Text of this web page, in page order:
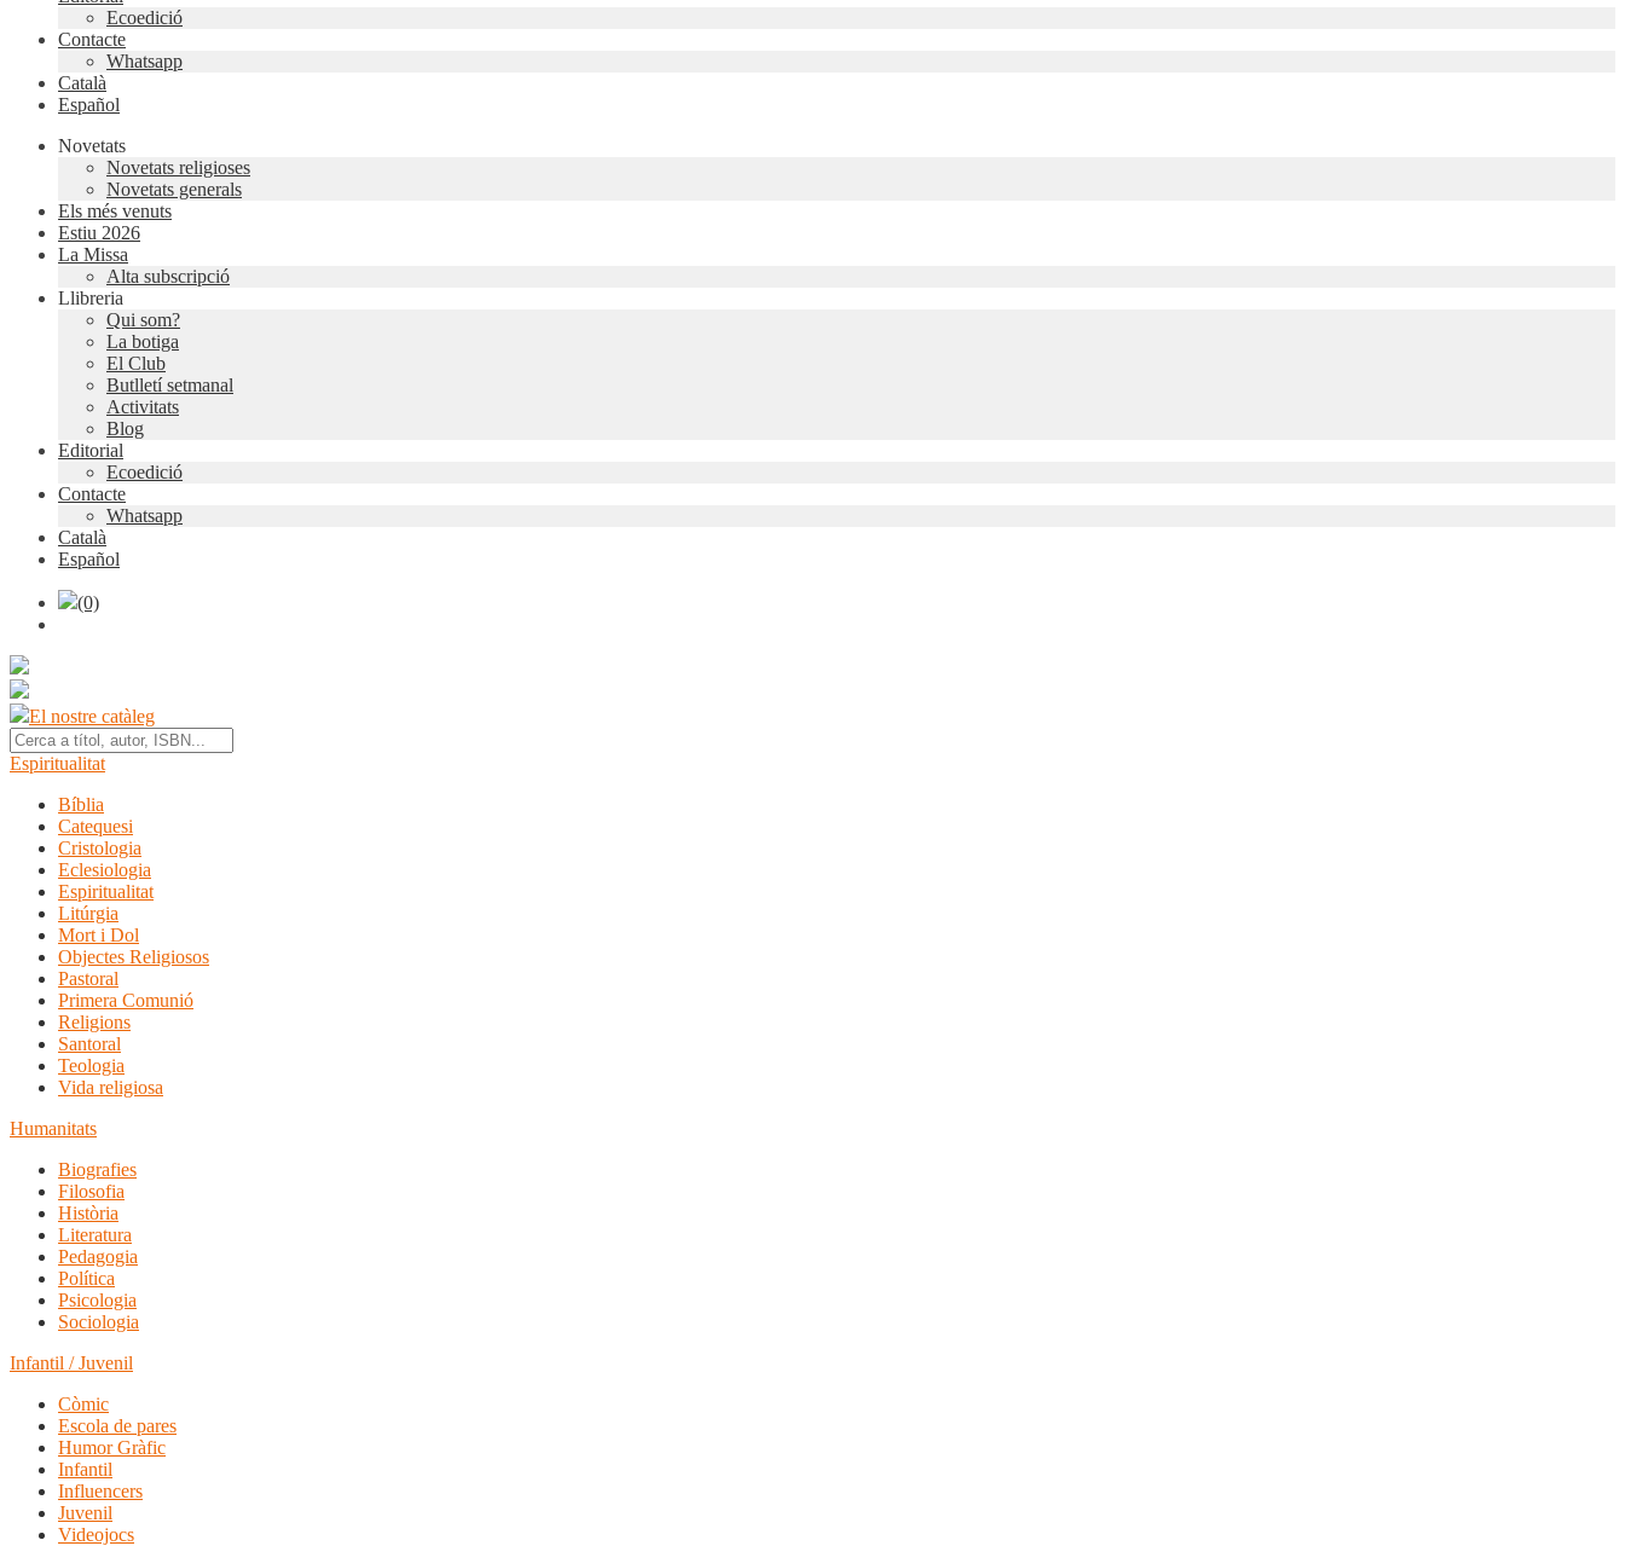
Ecoedició
Contacte
Whatsapp
Català
Español
Novetats
Novetats religioses
Novetats generals
Els més venuts
Estiu 2026
La Missa
Alta subscripció
Llibreria
Qui som?
La botiga
El Club
Butlletí setmanal
Activitats
Blog
Editorial
Ecoedició
Contacte
Whatsapp
Català
Español
(0)
El nostre catàleg
Espiritualitat
Bíblia
Catequesi
Cristologia
Eclesiologia
Espiritualitat
Litúrgia
Mort i Dol
Objectes Religiosos
Pastoral
Primera Comunió
Religions
Santoral
Teologia
Vida religiosa
Humanitats
Biografies
Filosofia
Història
Literatura
Pedagogia
Política
Psicologia
Sociologia
Infantil / Juvenil
Còmic
Escola de pares
Humor Gràfic
Infantil
Influencers
Juvenil
Videojocs